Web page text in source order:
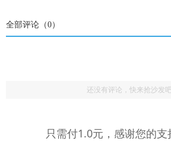
全部评论（0）
还没有评论，快来抢沙发吧
只需付1.0元，感谢您的支